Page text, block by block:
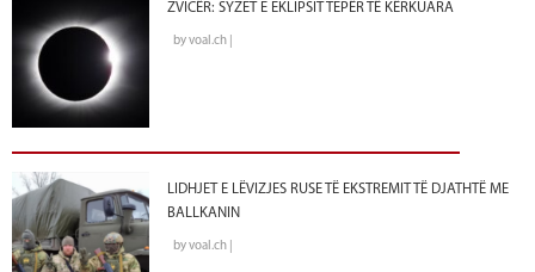
ZVICËR: SYZET E EKLIPSIT TEPËR TË KËRKUARA
by voal.ch |
LIDHJET E LËVIZJES RUSE TË EKSTREMIT TË DJATHTË ME
BALLKANIN
by voal.ch |